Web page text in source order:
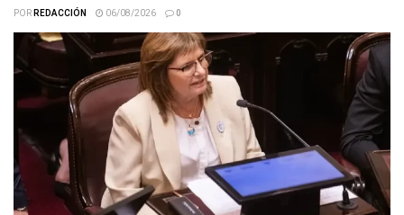
PORREDACCIÓN 06/08/2026 0